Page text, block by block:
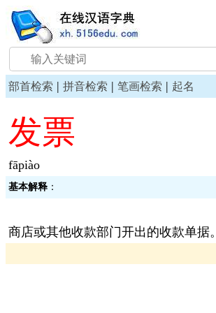
部首检索 | 拼音检索 | 笔画检索 | 起名
发票
fāpiào
基本解释 ：
商店或其他收款部门开出的收款单据。